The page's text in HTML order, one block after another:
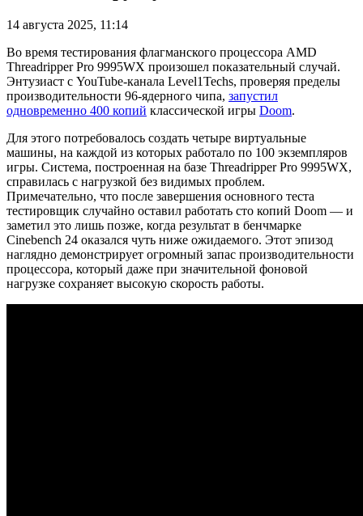
14 августа 2025, 11:14
Во время тестирования флагманского процессора AMD
Threadripper Pro 9995WX произошел показательный случай.
Энтузиаст с YouTube-канала Level1Techs, проверяя пределы
производительности 96-ядерного чипа, запустил
одновременно 400 копий классической игры Doom.
Для этого потребовалось создать четыре виртуальные
машины, на каждой из которых работало по 100 экземпляров
игры. Система, построенная на базе Threadripper Pro 9995WX,
справилась с нагрузкой без видимых проблем.
Примечательно, что после завершения основного теста
тестировщик случайно оставил работать сто копий Doom — и
заметил это лишь позже, когда результат в бенчмарке
Cinebench 24 оказался чуть ниже ожидаемого. Этот эпизод
наглядно демонстрирует огромный запас производительности
процессора, который даже при значительной фоновой
нагрузке сохраняет высокую скорость работы.